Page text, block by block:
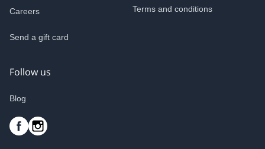
Careers
Send a gift card
Terms and conditions
Follow us
Blog